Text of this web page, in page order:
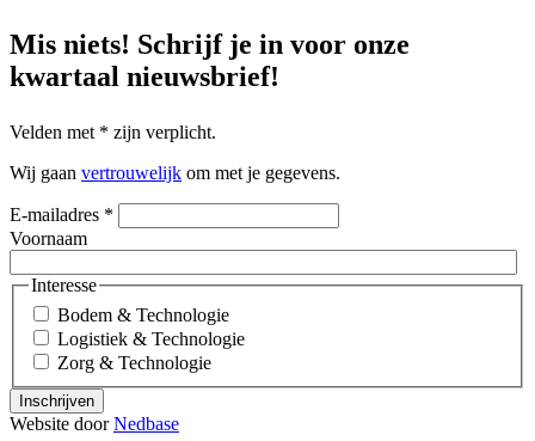
Mis niets! Schrijf je in voor onze
kwartaal nieuwsbrief!
Velden met * zijn verplicht.
Wij gaan vertrouwelijk om met je gegevens.
E-mailadres *
Voornaam
Interesse
Bodem & Technologie
Logistiek & Technologie
Zorg & Technologie
Inschrijven
Website doorNedbase